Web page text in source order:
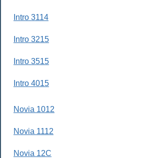
Intro 3114
Intro 3215
Intro 3515
Intro 4015
Novia 1012
Novia 1112
Novia 12C